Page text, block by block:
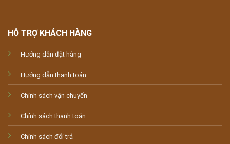
HỖ TRỢ KHÁCH HÀNG
Hướng dẫn đặt hàng
Hướng dẫn thanh toán
Chính sách vận chuyển
Chính sách thanh toán
Chính sách đổi trả